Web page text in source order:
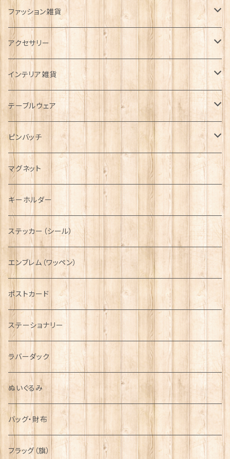
ファッション雑貨
タータンネクタイ
帽子
キャップ
ハンチング帽
キャスケット
ディアストーカー
ニット帽
Tシャツ
マフラー
タータン【Bronte by Moon】
タータン【Glencroft】
ボタンラップマフラー【Aran Traditions】
サッシュ
スカーフ
ファッションマスク
アクセサリー
ORTAK
ブローチ
ペンダント
チャーム
その他のアクセサリー
インテリア雑貨
インテリア置物
ラブスプーン
ラブスプーン【SION LLEWELLYN】
ラブスプーン【PAUL CURTIS】
ファブリック
テーブルウェア
ティータオル
ペーパーナプキン
ティーコジー
その他テーブルウェア
ピンバッチ
ジェネラルデザイン
乗り物
動物＆植物
国旗＆紋章
音楽＆楽器
運動＆人物
ミリタリー
NAVY
AIRFORCE
ARMY
ピューター
マグネット
キーホルダー
ステッカー（シール）
エンブレム（ワッペン）
ポストカード
ステーショナリー
ラバーダック
ぬいぐるみ
バッグ・財布
フラッグ（旗）